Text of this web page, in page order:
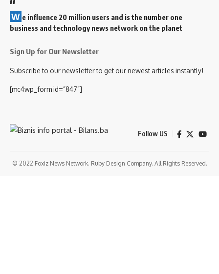
W e influence 20 million users and is the number one
business and technology news network on the planet
Sign Up for Our Newsletter
Subscribe to our newsletter to get our newest articles instantly!
[mc4wp_form id=”847”]
Follow US
© 2022 Foxiz News Network. Ruby Design Company. All Rights Reserved.